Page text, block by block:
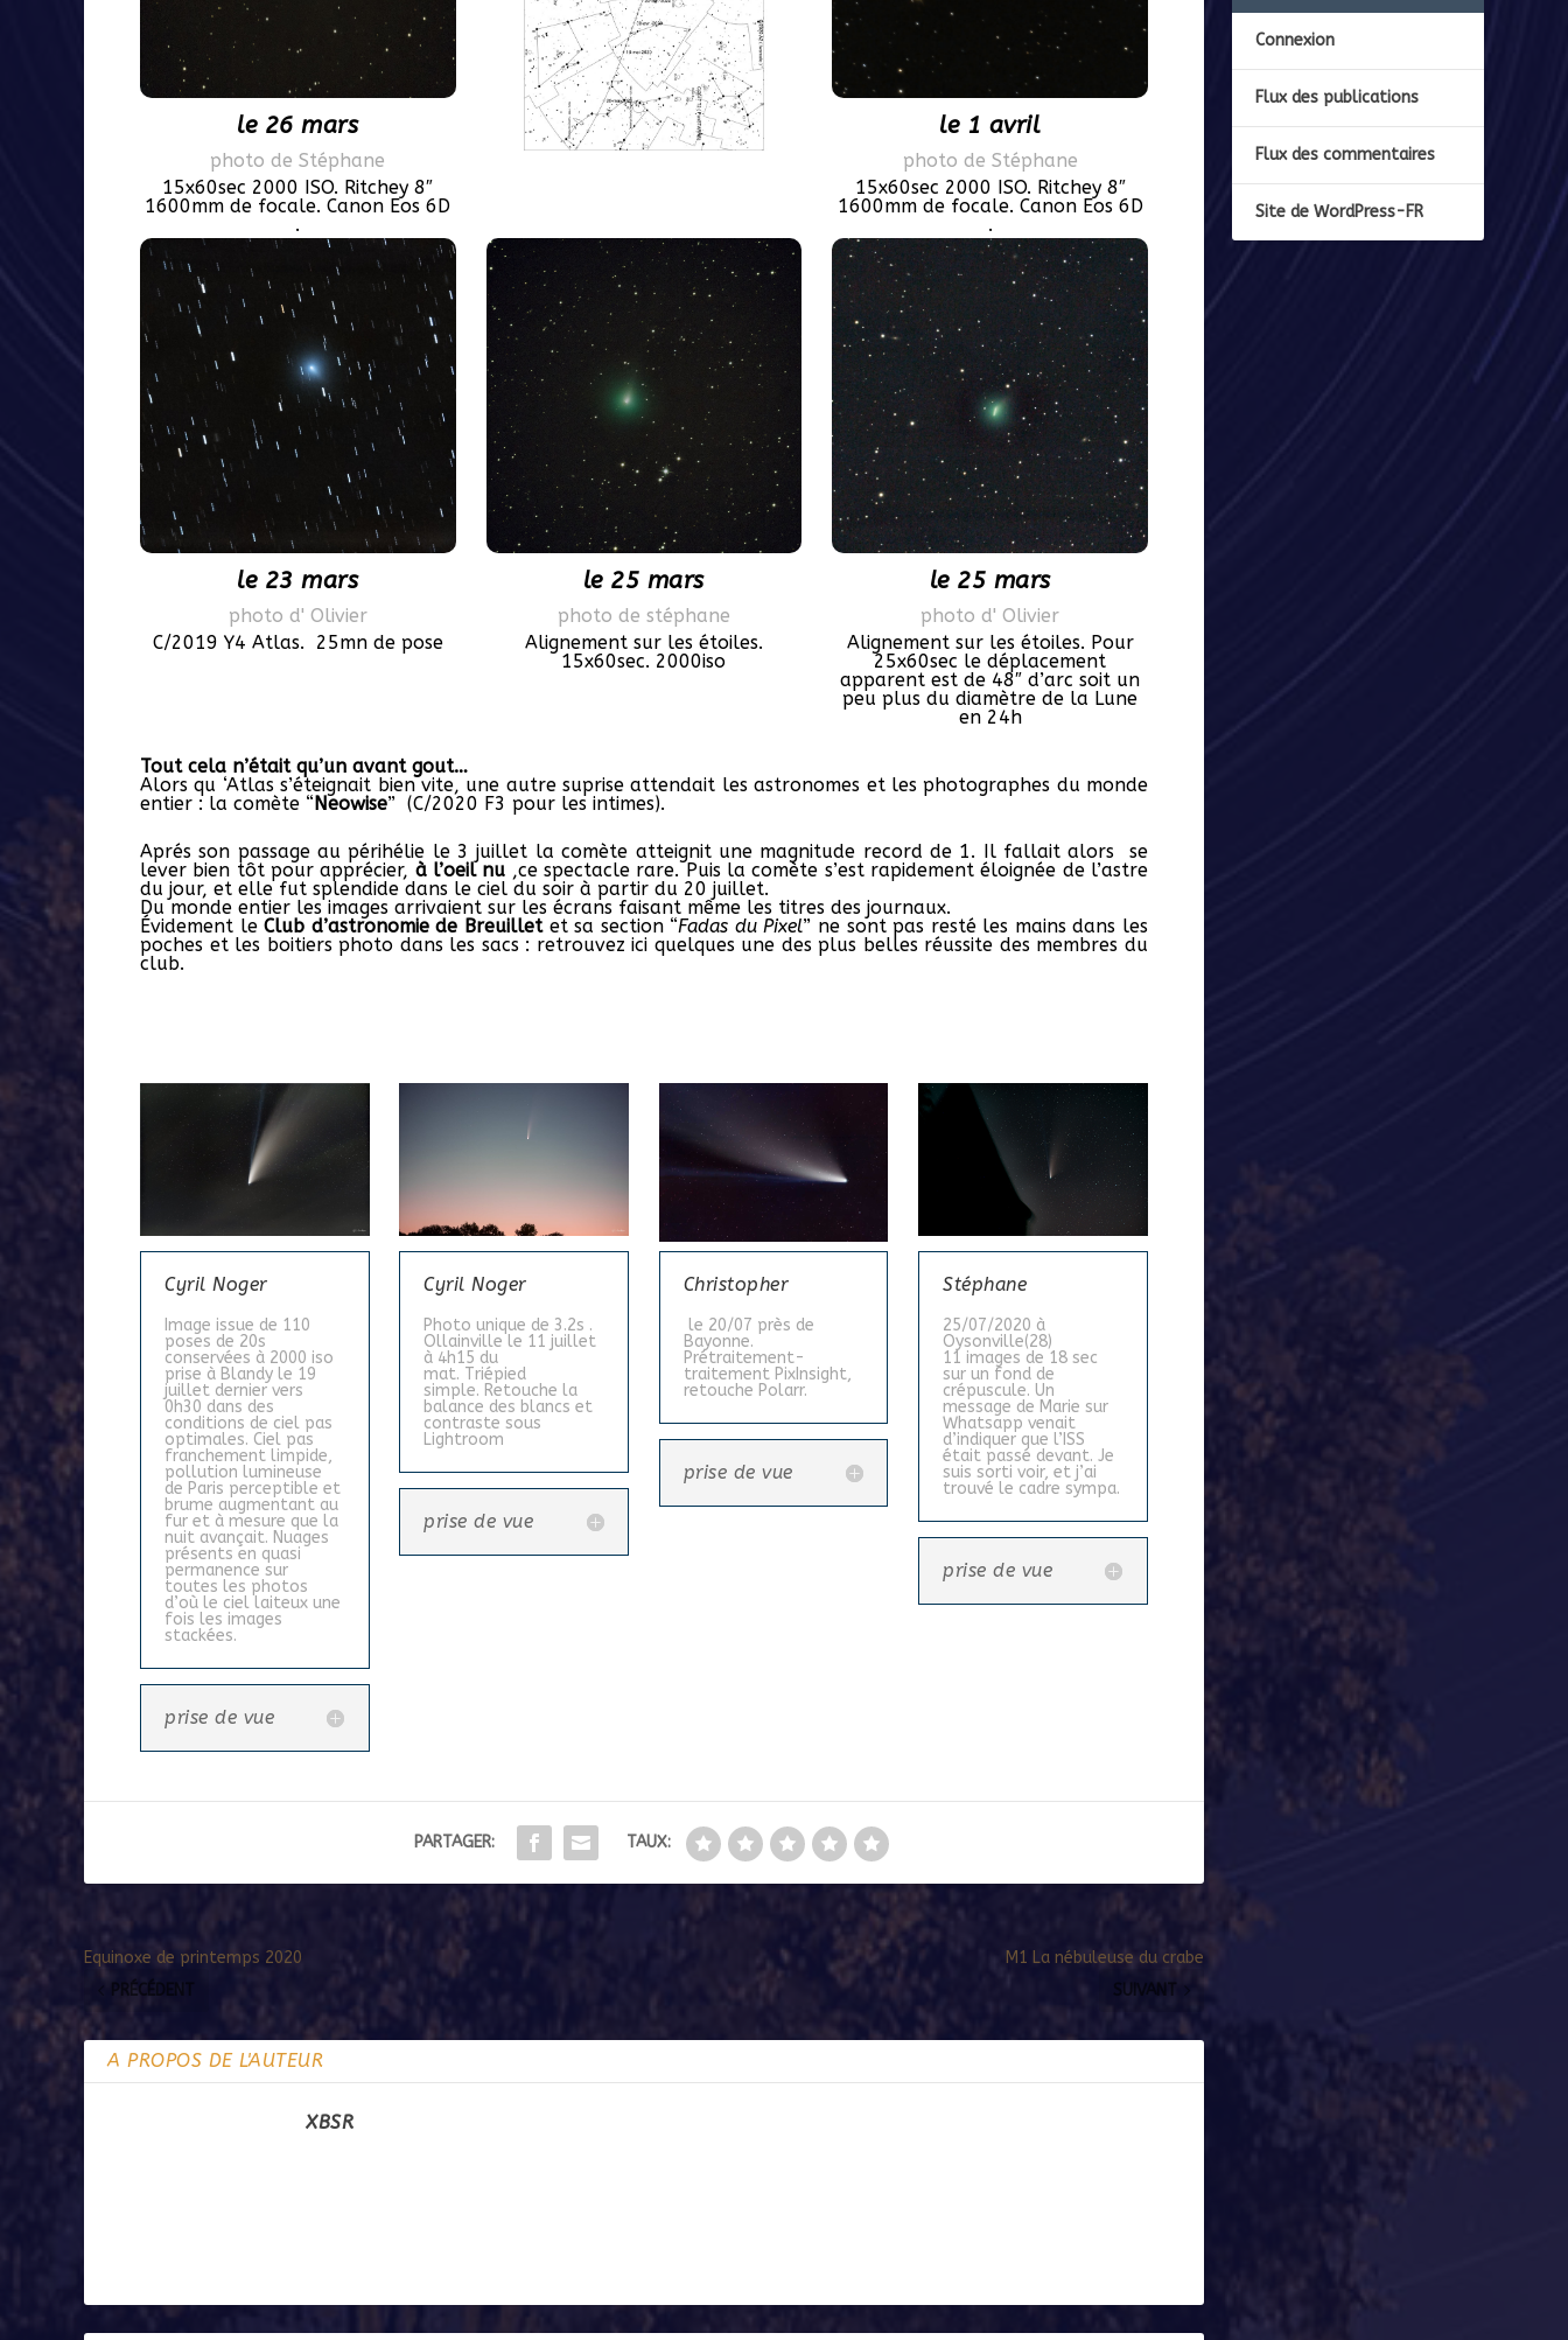
le 26 mars
photo de Stéphane
15x60sec 2000 ISO. Ritchey 8″
1600mm de focale. Canon Eos 6D
.
le 1 avril
photo de Stéphane
15x60sec 2000 ISO. Ritchey 8″
1600mm de focale. Canon Eos 6D
.
le 23 mars
photo d' Olivier
C/2019 Y4 Atlas. 25mn de pose
le 25 mars
photo de stéphane
Alignement sur les étoiles.
15x60sec. 2000iso
le 25 mars
photo d' Olivier
Alignement sur les étoiles. Pour
25x60sec le déplacement
apparent est de 48″ d’arc soit un
peu plus du diamètre de la Lune
en 24h
Tout cela n’était qu’un avant gout…
Alors qu ‘Atlas s’éteignait bien vite, une autre suprise attendait les astronomes et les photographes du monde
entier : la comète “Neowise” (C/2020 F3 pour les intimes).
Aprés son passage au périhélie le 3 juillet la comète atteignit une magnitude record de 1. Il fallait alors se
lever bien tôt pour apprécier, à l’oeil nu ,ce spectacle rare. Puis la comète s’est rapidement éloignée de l’astre
du jour, et elle fut splendide dans le ciel du soir à partir du 20 juillet.
Du monde entier les images arrivaient sur les écrans faisant même les titres des journaux.
Évidement leClub d’astronomie de Breuilletet sa section “Fadas du Pixel” ne sont pas resté les mains dans les
poches et les boitiers photo dans les sacs : retrouvez ici quelques une des plus belles réussite des membres du
club.
Cyril Noger
Image issue de 110
poses de 20s
conservées à 2000 iso
prise à Blandy le 19
juillet dernier vers
0h30 dans des
conditions de ciel pas
optimales. Ciel pas
franchement limpide,
pollution lumineuse
de Paris perceptible et
brume augmentant au
fur et à mesure que la
nuit avançait. Nuages
présents en quasi
permanence sur
toutes les photos
d’où le ciel laiteux une
fois les images
stackées.
prise de vue
Cyril Noger
Photo unique de 3.2s .
Ollainville le 11 juillet
à 4h15 du
mat. Triépied
simple. Retouche la
balance des blancs et
contraste sous
Lightroom
prise de vue
Christopher
le 20/07 près de
Bayonne.
Prétraitement-
traitement PixInsight,
retouche Polarr.
prise de vue
Stéphane
25/07/2020 à
Oysonville(28)
11 images de 18 sec
sur un fond de
crépuscule. Un
message de Marie sur
Whatsapp venait
d’indiquer que l’ISS
était passé devant. Je
suis sorti voir, et j’ai
trouvé le cadre sympa.
prise de vue
PARTAGER: TAUX:
Equinoxe de printemps 2020
PRÉCÉDENT
M1 La nébuleuse du crabe
SUIVANT
A PROPOS DE L'AUTEUR
XBSR
Connexion
Flux des publications
Flux des commentaires
Site de WordPress-FR